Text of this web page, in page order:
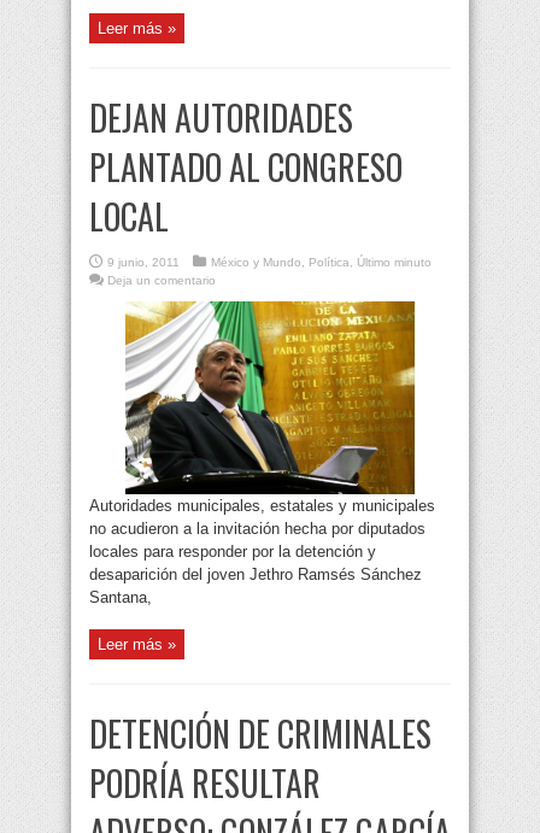
Leer más »
DEJAN AUTORIDADES
PLANTADO AL CONGRESO
LOCAL
9 junio, 2011 México y Mundo Política
Último minuto
Deja un comentario
Autoridades municipales, estatales y municipales
no acudieron a la invitación hecha por diputados
locales para responder por la detención y
desaparición del joven Jethro Ramsés Sánchez
Santana,
Leer más »
DETENCIÓN DE CRIMINALES
PODRÍA RESULTAR